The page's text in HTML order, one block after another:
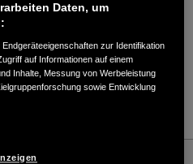
Daten, um
zur Identifikation
auf Informationen auf einem
Inhalte, Messung von Werbeleistung
sowie Entwicklung